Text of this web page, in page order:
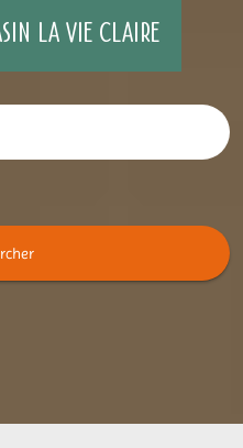
LA VIE CLAIRE